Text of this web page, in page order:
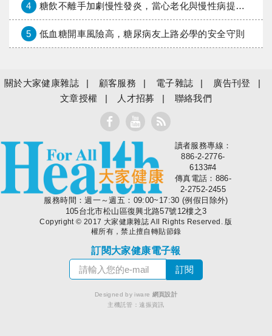
4 糖飲不離手加劇慢性發炎，當心老化與慢性病提早報到
5 低血糖開車風險高，糖尿病友上路必學的安全守則
關於大家健康雜誌 顧客服務 電子雜誌
廣告刊登
文章授權
人才招募 聯絡我們
大家健康
讀者服務專線：
886-2-2776-
6133#4
傳真電話：886-
2-2752-2455
服務時間：週一～週五：09:00~17:30 (例假日除外)
105台北市松山區復興北路57號12樓之3
Copyright © 2017 大家健康雜誌 All Rights Reserved. 版
權所有，禁止擅自轉貼節錄
訂閱大家健康電子報
Designed by iware 網頁設計
主機託管：遠振資訊